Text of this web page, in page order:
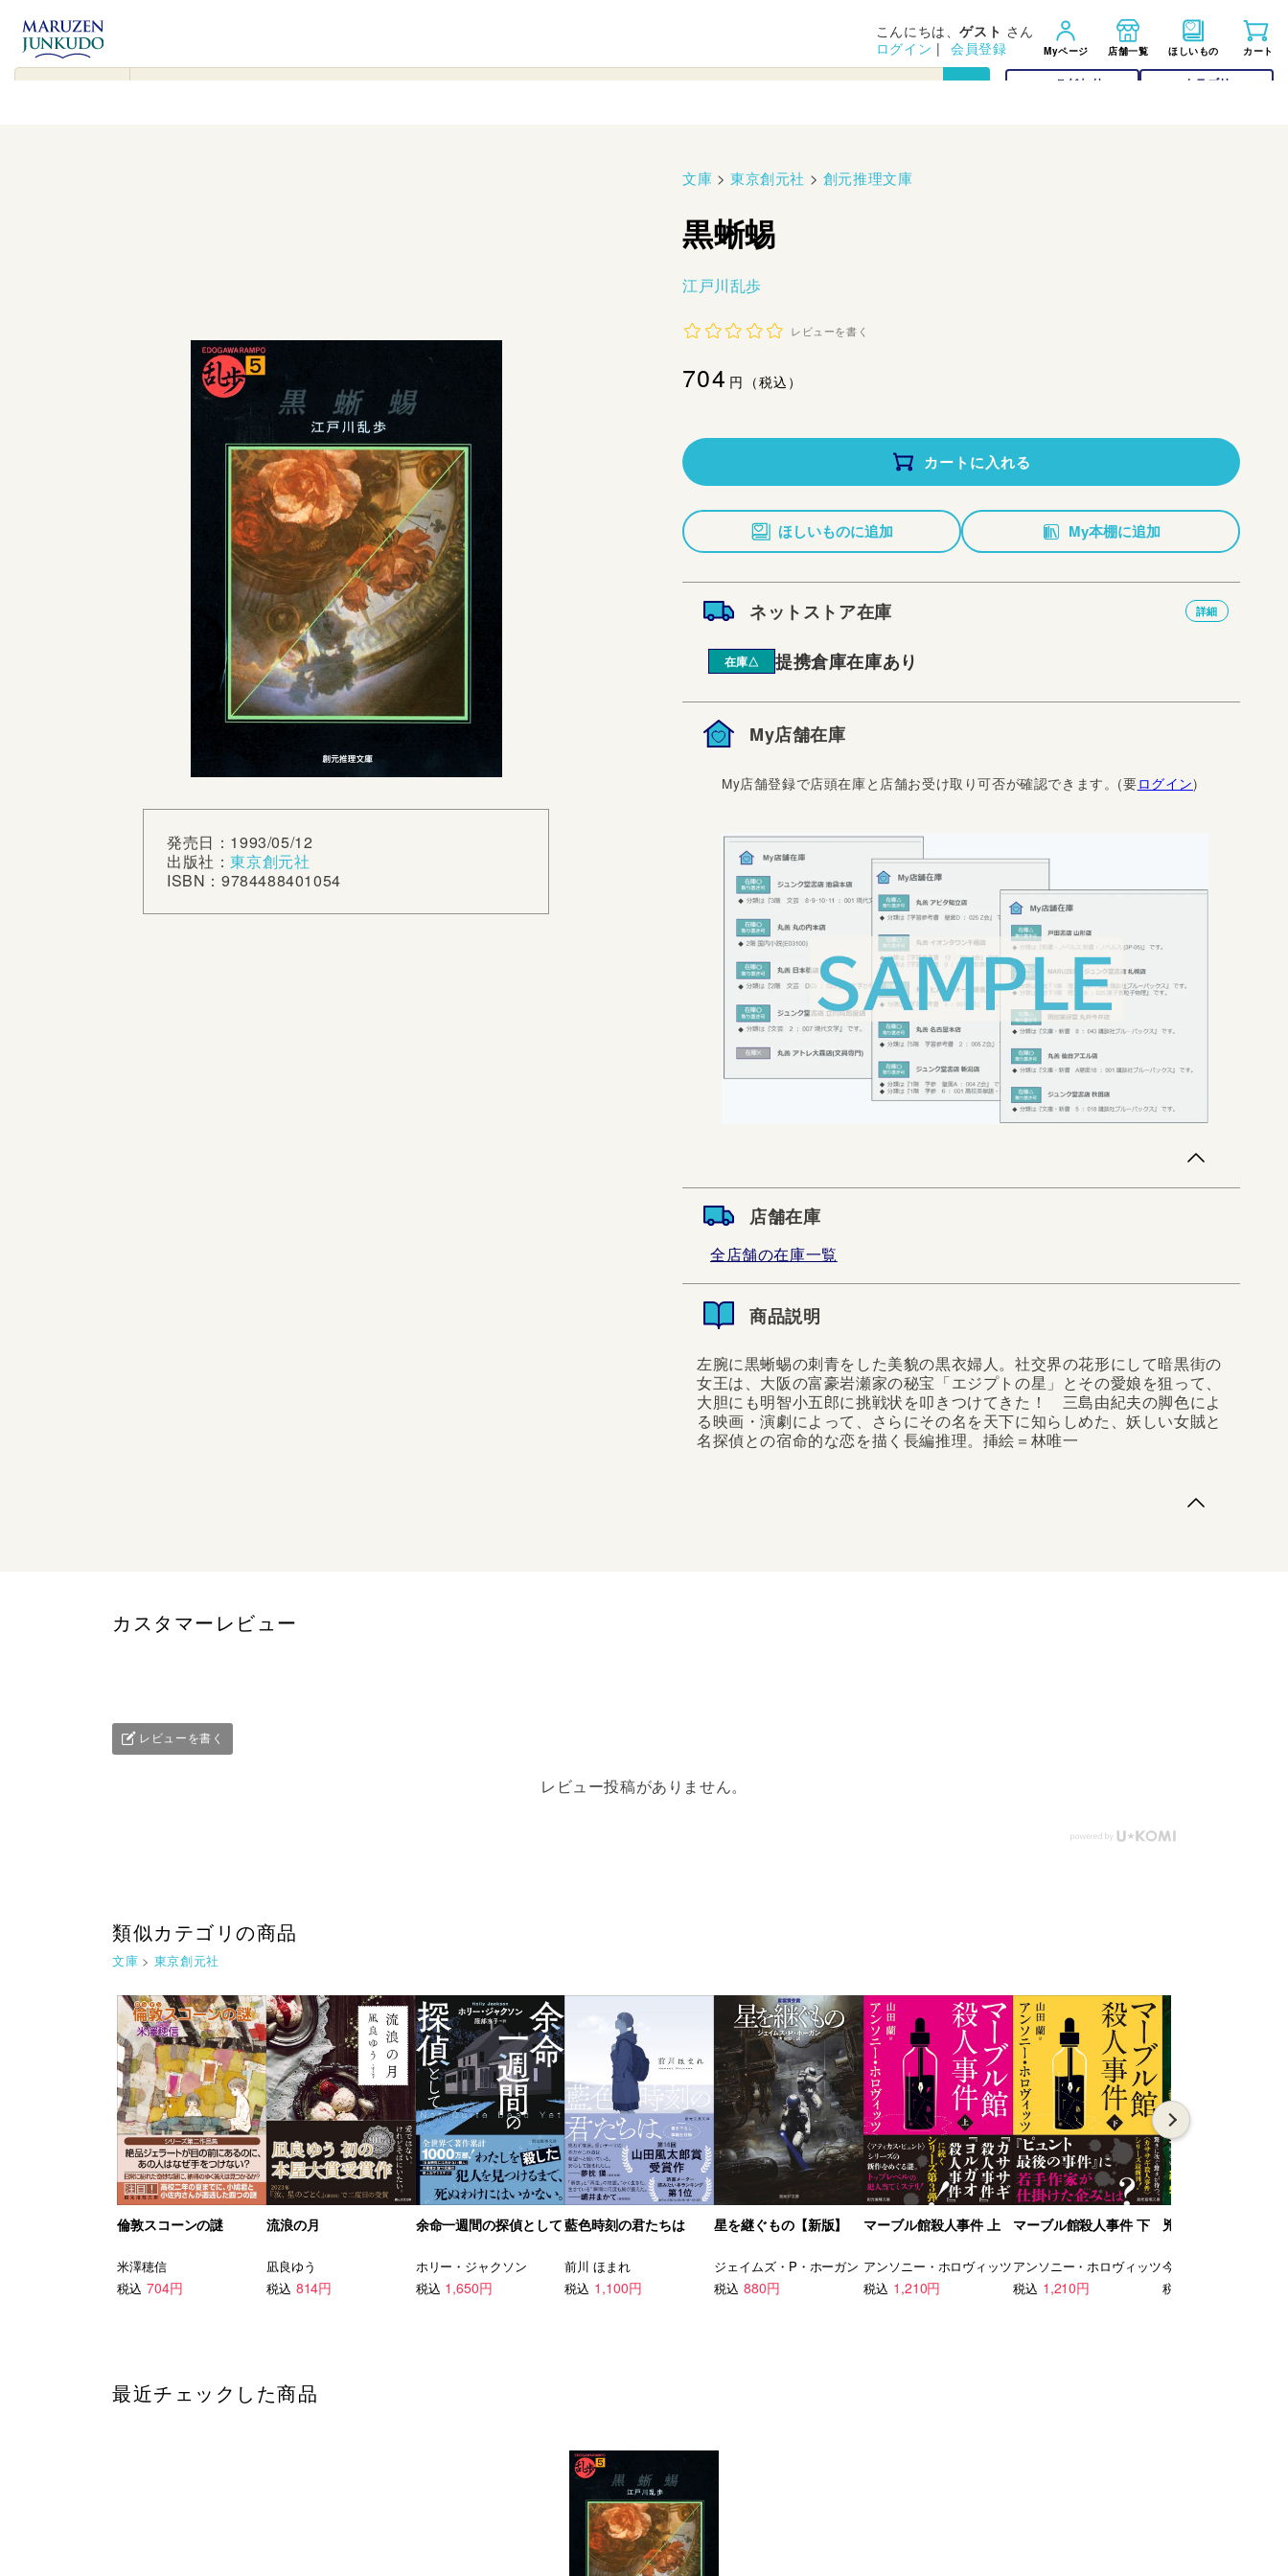
コンテンツ
に進む
▾ こだわり カテゴリー
こんにちは、ゲスト さん
ログイン | 会員登録 Myページ 店舗一覧 ほしいもの カート
発売日：1993/05/12
出版社：東京創元社
ISBN：9784488401054
文庫 >東京創元社 > 創元推理文庫
黒蜥蜴
江戸川乱歩
レビューを書く
通
価
格
704円（税込）
カートに入れる
ほしいものに追加 My本棚に追加
ネットストア在庫 詳細
在庫△ 提携倉庫在庫あり
My店舗在庫
My店舗登録で店頭在庫と店舗お受け取り可否が確認できます。(要ログイン)
店舗在庫
全店舗の在庫一覧
商品説明
左腕に黒蜥蜴の刺青をした美貌の黒衣婦人。社交界の花形にして暗黒街の
女王は、大阪の富豪岩瀬家の秘宝「エジプトの星」とその愛娘を狙って、
大胆にも明智小五郎に挑戦状を叩きつけてきた！ 三島由紀夫の脚色によ
る映画・演劇によって、さらにその名を天下に知らしめた、妖しい女賊と
名探偵との宿命的な恋を描く長編推理。挿絵＝林唯一
カスタマーレビュー
レビューを書く
レビュー投稿がありません。
類似カテゴリの商品
文庫 > 東京創元社
倫敦スコーンの謎
米澤穂信
税込 704円
流浪の月
凪良ゆう
税込 814円
余命一週間の探偵として
ホリー・ジャクソン
税込 1,650円
藍色時刻の君たちは
前川 ほまれ
税込 1,100円
星を継ぐもの【新版】
ジェイムズ・P・ホーガン
税込 880円
マーブル館殺人事件 上
アンソニー・ホロヴィッツ
税込 1,210円
マーブル館殺人事件 下
アンソニー・ホロヴィッツ
税込 1,210円
兇人邸の殺人
今村 昌弘
税込
最近チェックした商品